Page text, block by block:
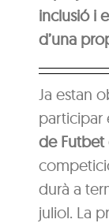
inclusió i
d’una
Ja estan
participar
de Futbet
durà a
juliol. La